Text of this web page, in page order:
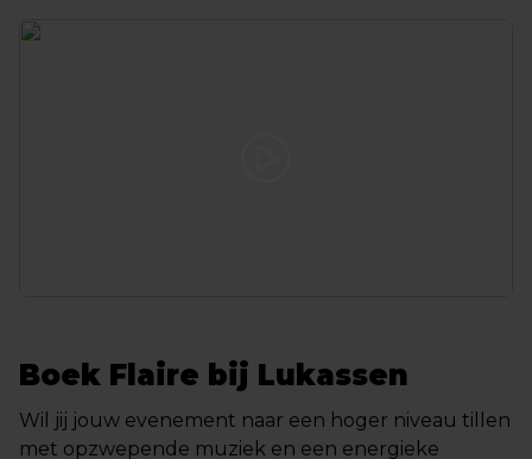
Boek Flaire bij Lukassen
Wil jij jouw evenement naar een hoger niveau tillen
met opzwepende muziek en een energieke